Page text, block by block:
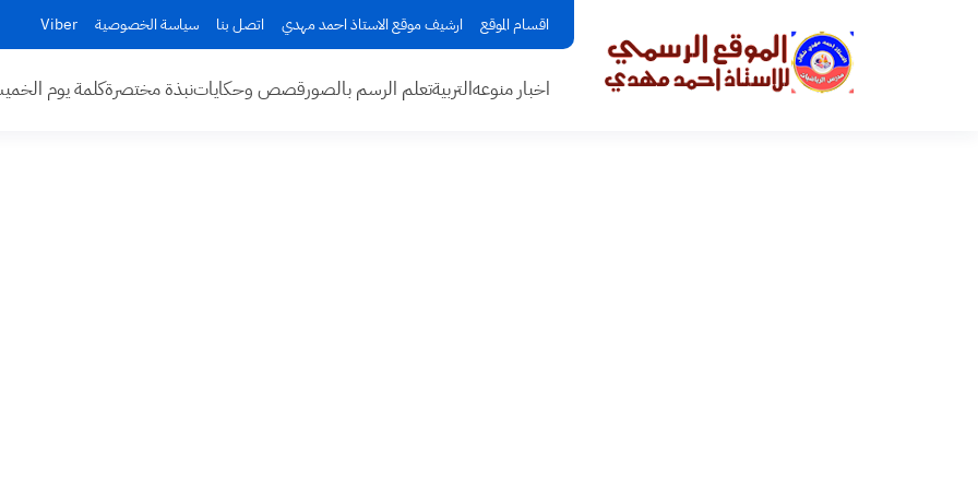
اقسام الموقع ارشيف موقع الاستاذ احمد مهدي اتصل بنا سياسة الخصوصية Viber
اخبار منوعهالتربيةتعلم الرسم بالصورقصص وحكاياتنبذة مختصرةكلمة يوم